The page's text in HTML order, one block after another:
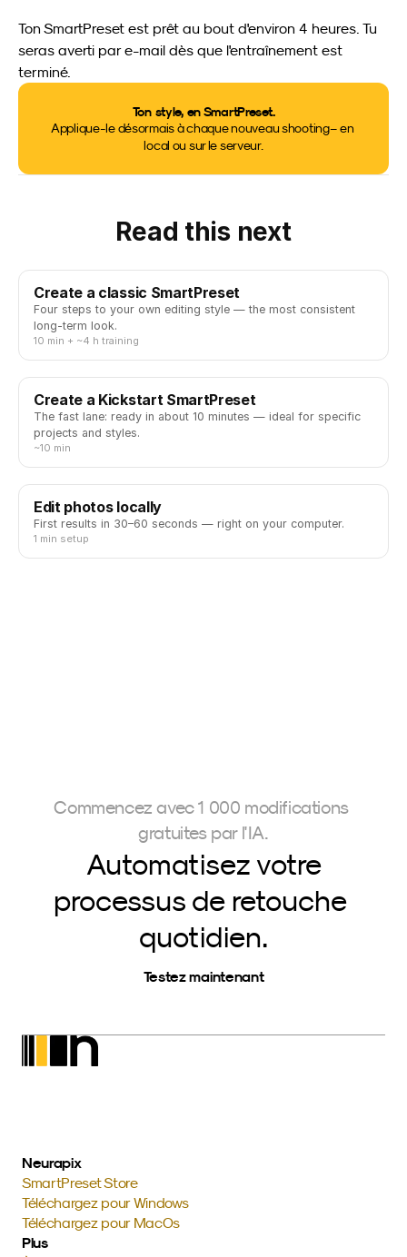
Ton SmartPreset est prêt au bout d'environ 4 heures. Tu
seras averti par e-mail dès que l'entraînement est
terminé.
Ton style, en SmartPreset.
Applique-le désormais à chaque nouveau shooting – en
local ou sur le serveur.
Read this next
Create a classic SmartPreset
Four steps to your own editing style — the most consistent
long-term look.
10 min + ~4 h training
Create a Kickstart SmartPreset
The fast lane: ready in about 10 minutes — ideal for specific
projects and styles.
~10 min
Edit photos locally
First results in 30–60 seconds — right on your computer.
1 min setup
Commencez avec 1 000 modifications
gratuites par l'IA.
Automatisez votre
processus de retouche
quotidien.
Testez maintenant
Neurapix
SmartPreset Store
Téléchargez pour Windows
Téléchargez pour MacOs
Plus